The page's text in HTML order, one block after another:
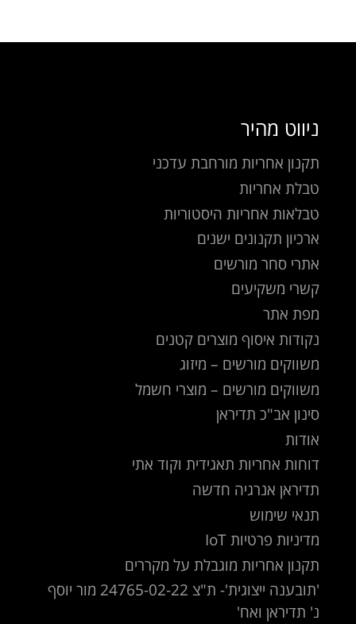
ניווט מהיר
תקנון אחריות מורחבת עדכני
טבלת אחריות
טבלאות אחריות היסטוריות
ארכיון תקנונים ישנים
אתרי סחר מורשים
קשרי משקיעים
מפת אתר
נקודות איסוף מוצרים קטנים
משווקים מורשים – מיזוג
משווקים מורשים – מוצרי חשמל
סינון אב"כ תדיראן
אודות
דוחות אחריות תאגידית וקוד אתי
תדיראן אנרגיה חדשה
תנאי שימוש
מדיניות פרטיות IoT
תקנון אחריות מוגבלת על מקררים
'תובענה ייצוגית'- ת"צ 24765-02-22 מור יוסף
נ' תדיראן ואח'